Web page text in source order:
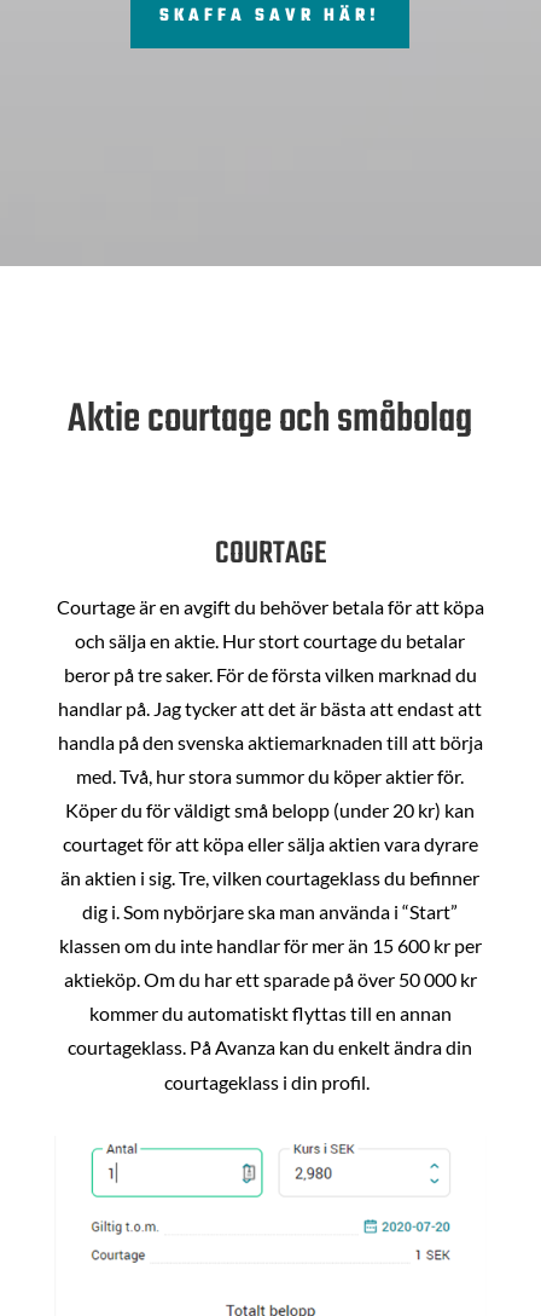
SKAFFA SAVR HÄR!
Aktie courtage och småbolag
COURTAGE
Courtage är en avgift du behöver betala för att köpa
och sälja en aktie. Hur stort courtage du betalar
beror på tre saker. För de första vilken marknad du
handlar på. Jag tycker att det är bästa att endast att
handla på den svenska aktiemarknaden till att börja
med. Två, hur stora summor du köper aktier för.
Köper du för väldigt små belopp (under 20 kr) kan
courtaget för att köpa eller sälja aktien vara dyrare
än aktien i sig. Tre, vilken courtageklass du befinner
dig i. Som nybörjare ska man använda i “Start”
klassen om du inte handlar för mer än 15 600 kr per
aktieköp. Om du har ett sparade på över 50 000 kr
kommer du automatiskt flyttas till en annan
courtageklass. På Avanza kan du enkelt ändra din
courtageklass i din profil.